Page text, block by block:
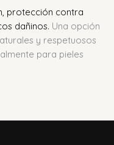
protección contra
dañinos. Una opción
y respetuosos
para pieles